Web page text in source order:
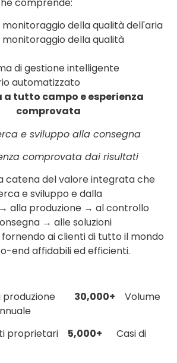
monitoraggio della qualità dell'aria
monitoraggio della qualità
di gestione intelligente
automatizzato
tutto campo e esperienza
comprovata
e sviluppo alla consegna
comprovata dai risultati
catena del valore integrata che
e sviluppo e dalla
alla produzione → al controllo
→ alle soluzioni
ai clienti di tutto il mondo
end affidabili ed efficienti.
produzione 30,000+ Volume
proprietari 5,000+ Casi di